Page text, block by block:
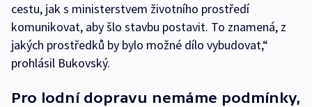
cestu, jak s ministerstvem životního prostředí
komunikovat, aby šlo stavbu postavit. To znamená, z
jakých prostředků by bylo možné dílo vybudovat,“
prohlásil Bukovský.
Pro lodní dopravu nemáme podmínky,